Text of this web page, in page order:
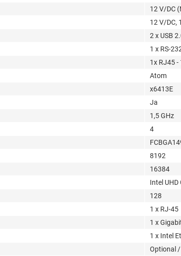
12 V/DC
12 V/DC,
2 x USB
1 x RS-
1x RJ45
Atom
x6413E
Ja
1,5 GHz
4
8192
16384
Intel
128
1 x RJ-45
1 x
1 x Intel
Optional /